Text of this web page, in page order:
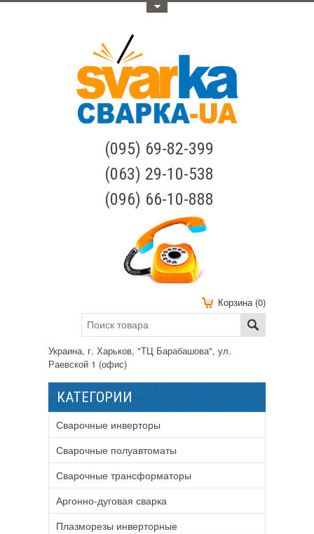
(095) 69-82-399
(063) 29-10-538
(096) 66-10-888
Корзина (0)
Украина, г. Харьков, "ТЦ Барабашова", ул.
Раевской 1 (офис)
КАТЕГОРИИ
Сварочные инверторы
Сварочные полуавтоматы
Сварочные трансформаторы
Аргонно-дуговая сварка
Плазморезы инверторные